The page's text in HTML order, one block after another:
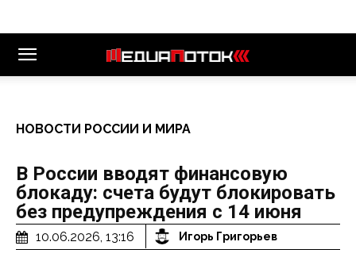
НОВОСТИ РОССИИ И МИРА
В России вводят финансовую
блокаду: счета будут блокировать
без предупреждения с 14 июня
10.06.2026, 13:16 Игорь Григорьев